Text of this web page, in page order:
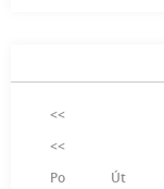
<<
<<
Po
Út